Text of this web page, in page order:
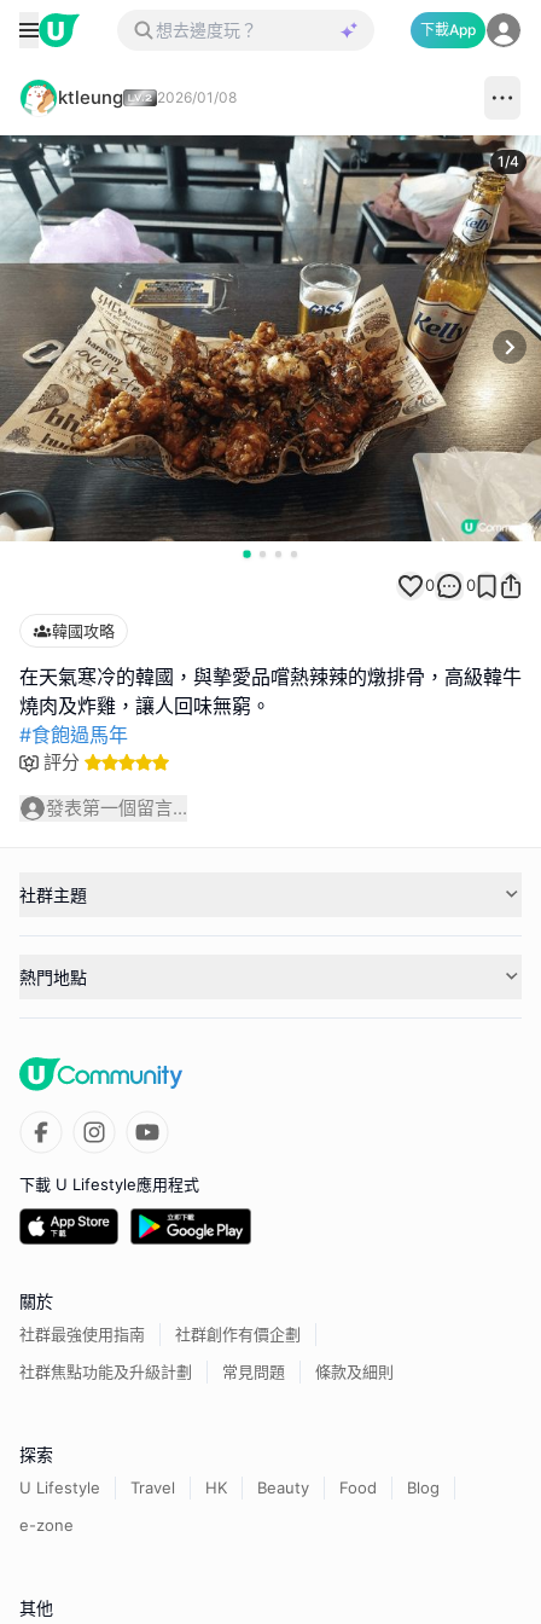
下載App
ktleung 2026/01/08
1/4
0 0
韓國攻略
在天氣寒冷的韓國，與摰愛品嚐熱辣辣的燉排骨，高級韓牛
#食飽過馬年
評分
發表第一個留言...
社群主題
熱門地點
下載 U Lifestyle應用程式
關於
社群最強使用指南
社群創作有價企劃
社群焦點功能及升級計劃
常見問題 條款及細則
探索
U Lifestyle Travel HK Beauty Food
Blog
e-zone
其他